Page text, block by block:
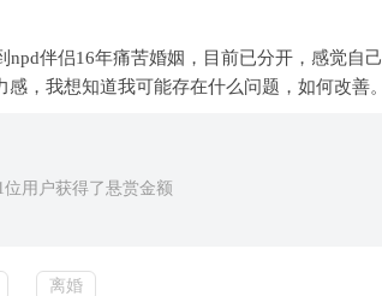
npd伴侣16年痛苦婚姻，目前已分开，感觉自
，我想知道我可能存在什么问题，如何改善。
用户获得了悬赏金额
离婚